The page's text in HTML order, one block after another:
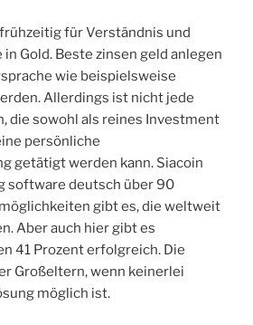
für Verständnis und
Gold. Beste zinsen geld anlegen
wie beispielsweise
Allerdings ist nicht jede
die sowohl als reines Investment
persönliche
getätigt werden kann. Siacoin
software deutsch über 90
gibt es, die weltweit
Aber auch hier gibt es
41 Prozent erfolgreich. Die
Großeltern, wenn keinerlei
möglich ist.